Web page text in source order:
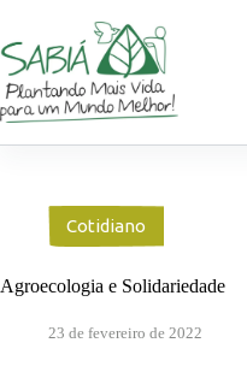
o
conteúdo
Cotidiano
Agroecologia e Solidariedade
23 de fevereiro de 2022